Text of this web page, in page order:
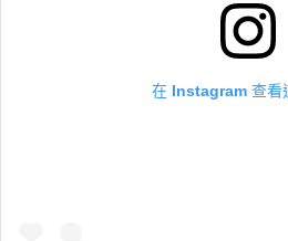
在 Instagram 查看